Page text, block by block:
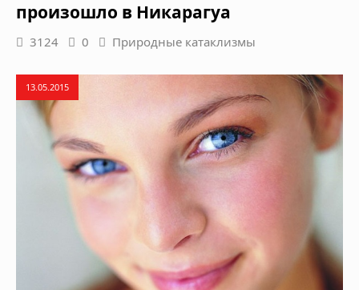
произошло в Никарагуа
3124 0 Природные катаклизмы
13.05.2015